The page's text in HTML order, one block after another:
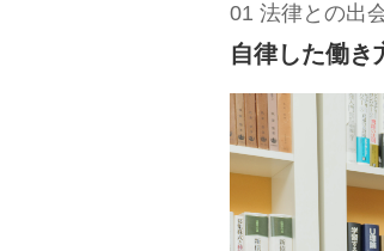
01 法律との出
自律した働き